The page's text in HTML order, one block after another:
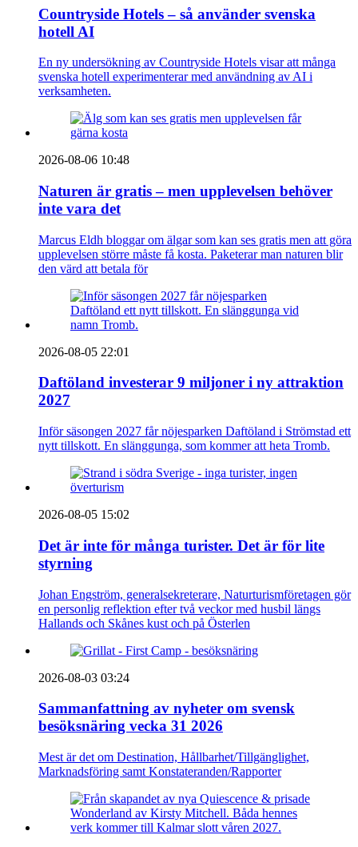
Countryside Hotels – så använder svenska
hotell AI
En ny undersökning av Countryside Hotels visar att många
svenska hotell experimenterar med användning av AI i
verksamheten.
2026-08-06 10:48
Naturen är gratis – men upplevelsen behöver
inte vara det
Marcus Eldh bloggar om älgar som kan ses gratis men att göra
upplevelsen större måste få kosta. Paketerar man naturen blir
den värd att betala för
2026-08-05 22:01
Daftöland investerar 9 miljoner i ny attraktion
2027
Inför säsongen 2027 får nöjesparken Daftöland i Strömstad ett
nytt tillskott. En slänggunga, som kommer att heta Tromb.
2026-08-05 15:02
Det är inte för många turister. Det är för lite
styrning
Johan Engström, generalsekreterare, Naturturismföretagen gör
en personlig reflektion efter två veckor med husbil längs
Hallands och Skånes kust och på Österlen
2026-08-03 03:24
Sammanfattning av nyheter om svensk
besöksnäring vecka 31 2026
Mest är det om Destination, Hållbarhet/Tillgänglighet,
Marknadsföring samt Konstateranden/Rapporter